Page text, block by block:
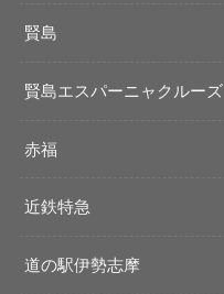
賢島
賢島エスパーニャクルーズ
赤福
近鉄特急
道の駅伊勢志摩